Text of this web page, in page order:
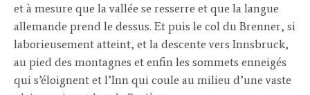
et à mesure que la vallée se resserre et que la langue
allemande prend le dessus. Et puis le col du Brenner, si
laborieusement atteint, et la descente vers Innsbruck,
au pied des montagnes et enfin les sommets enneigés
qui s’éloignent et l’Inn qui coule au milieu d’une vaste